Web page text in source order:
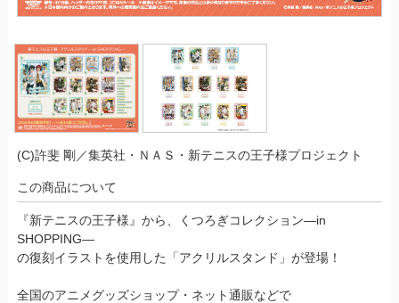
(C)許斐 剛／集英社・ＮＡＳ・新テニスの王子様プロジェクト
この商品について
『新テニスの王子様』から、くつろぎコレクション―in
SHOPPING―
の復刻イラストを使用した「アクリルスタンド」が登場！
全国のアニメグッズショップ・ネット通販などで